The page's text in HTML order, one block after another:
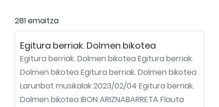
281 emaitza
Egitura berriak. Dolmen bikotea
Egitura berriak. Dolmen bikotea Egitura berriak.
Dolmen bikotea Egitura berriak. Dolmen bikotea
Larunbat musikalak 2023/02/04 Egitura berriak.
Dolmen bikotea IBON ARIZNABARRETA Flauta